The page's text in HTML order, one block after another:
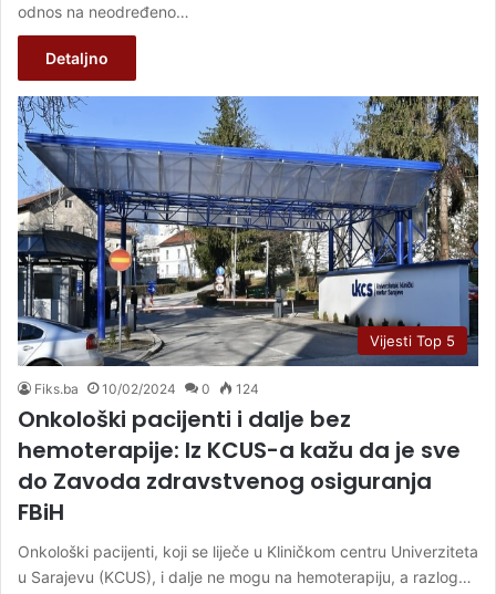
odnos na neodređeno…
Detaljno
Vijesti Top 5
Fiks.ba 10/02/2024 0 124
Onkološki pacijenti i dalje bez
hemoterapije: Iz KCUS-a kažu da je sve
do Zavoda zdravstvenog osiguranja
FBiH
Onkološki pacijenti, koji se liječe u Kliničkom centru Univerziteta
u Sarajevu (KCUS), i dalje ne mogu na hemoterapiju, a razlog…